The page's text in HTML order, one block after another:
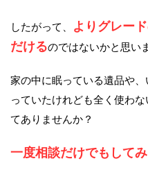
したがって、
よりグレー
だけるのではないかと思い
家の中に眠っている遺品や
っていたけれども全く使わ
てありませんか？
一度相談だけでもして